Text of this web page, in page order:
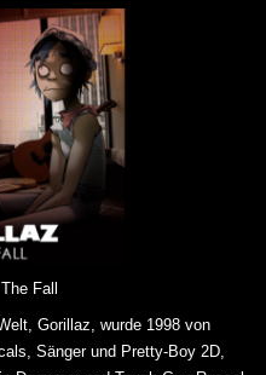
Fall
Gorillaz, wurde 1998 von
Sänger und Pretty-Boy 2D,